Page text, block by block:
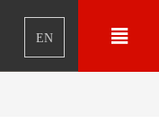

EN